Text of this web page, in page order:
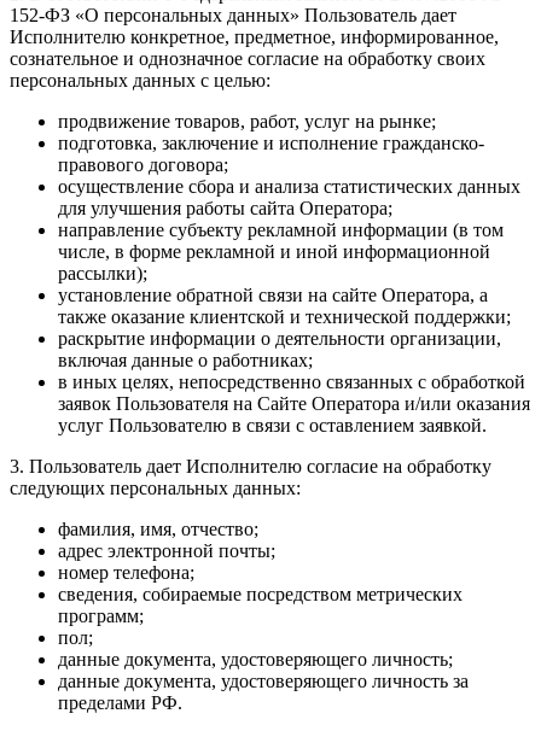
152-ФЗ «О персональных данных» Пользователь дает
Исполнителю конкретное, предметное, информированное,
сознательное и однозначное согласие на обработку своих
персональных данных с целью:
продвижение товаров, работ, услуг на рынке;
подготовка, заключение и исполнение гражданско-
правового договора;
осуществление сбора и анализа статистических данных
для улучшения работы сайта Оператора;
направление субъекту рекламной информации (в том
числе, в форме рекламной и иной информационной
рассылки);
установление обратной связи на сайте Оператора, а
также оказание клиентской и технической поддержки;
раскрытие информации о деятельности организации,
включая данные о работниках;
в иных целях, непосредственно связанных с обработкой
заявок Пользователя на Сайте Оператора и/или оказания
услуг Пользователю в связи с оставлением заявкой.
3. Пользователь дает Исполнителю согласие на обработку
следующих персональных данных:
фамилия, имя, отчество;
адрес электронной почты;
номер телефона;
сведения, собираемые посредством метрических
программ;
пол;
данные документа, удостоверяющего личность;
данные документа, удостоверяющего личность за
пределами РФ.